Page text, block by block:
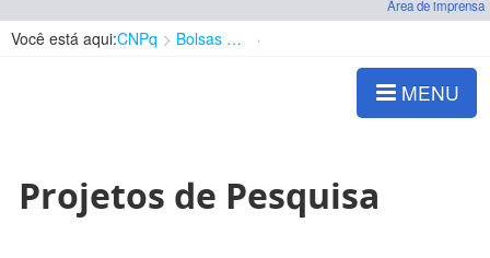
Área de imprensa
Você está aqui:CNPq Bolsas e Auxílios Vigentes
MENU
Projetos de Pesquisa